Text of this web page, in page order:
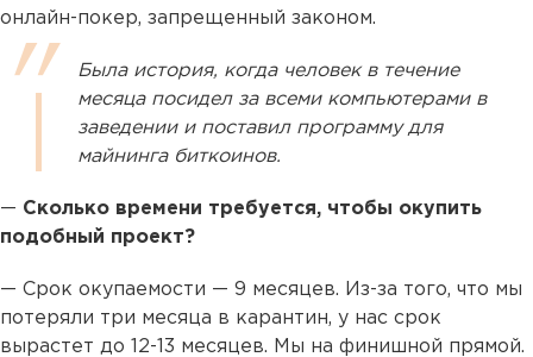
онлайн-покер, запрещенный законом.
Была история, когда человек в течение
месяца посидел за всеми компьютерами в
заведении и поставил программу для
майнинга биткоинов.
— Сколько времени требуется, чтобы окупить
подобный проект?
— Срок окупаемости — 9 месяцев. Из-за того, что мы
потеряли три месяца в карантин, у нас срок
вырастет до 12-13 месяцев. Мы на финишной прямой.